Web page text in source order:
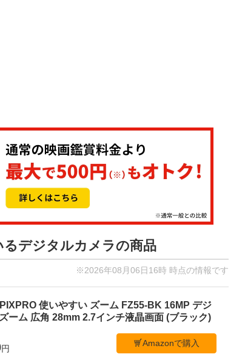
デジタルカメラの商品
※2026年08月06日16時 時点の情報です
使いやすい ズーム FZ55-BK 16MP デジ
ーム 広角 28mm 2.7インチ液晶画面 (ブラック)
円
Amazonで購入